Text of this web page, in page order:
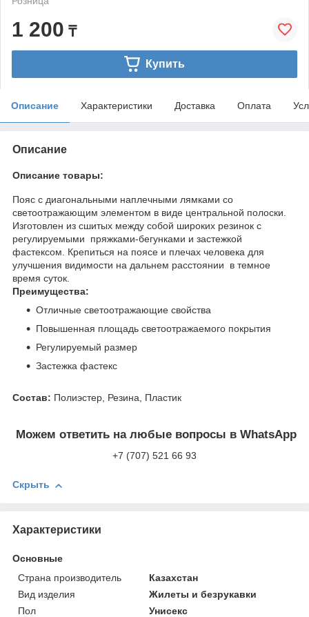
1 200 ₸
Купить
Описание Характеристики Доставка Оплата
Описание
Описание товары:
Пояс с диагональными наплечными лямками со
светоотражающим элементом в виде центральной полоски.
Изготовлен из сшитых между собой широких резинок с
регулируемыми пряжками-бегунками и застежкой
фастексом. Крепиться на поясе и плечах человека для
улучшения видимости на дальнем расстоянии в темное
время суток.
Преимущества:
Отличные светоотражающие свойства
Повышенная площадь светоотражаемого покрытия
Регулируемый размер
Застежка фастекс
Состав: Полиэстер, Резина, Пластик
Можем ответить на любые вопросы в WhatsApp
+7 (707) 521 66 93
Скрыть
Характеристики
Основные
Страна производитель
Казахстан
Вид изделия
Жилеты и безрукавки
Пол
Унисекс